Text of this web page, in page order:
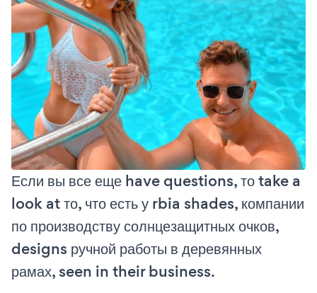
Если вы все еще have questions, то take a
look at то, что есть у rbia shades, компании
по производству солнцезащитных очков,
designs ручной работы в деревянных
рамах, seen in their business.